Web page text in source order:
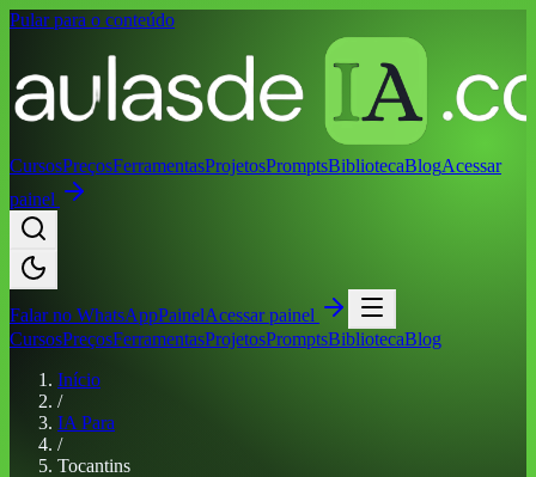
Pular para o conteúdo
CursosPreçosFerramentasProjetosPromptsBibliotecaBlogAcessar
painel
Falar no WhatsAppPainelAcessar painel
CursosPreçosFerramentasProjetosPromptsBibliotecaBlog
Início
/
IA Para
/
Tocantins